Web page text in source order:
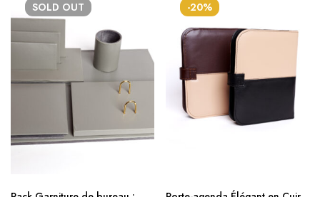
SOLD OUT -20%